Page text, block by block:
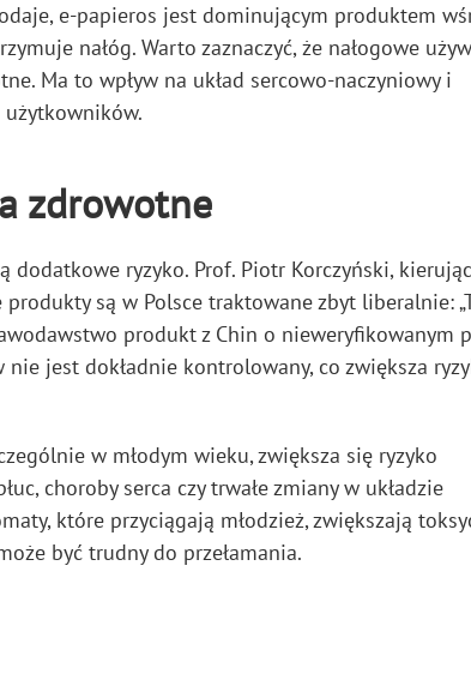
e-papieros jest dominującym produktem
nałóg. Warto zaznaczyć, że nałogowe
Ma to wpływ na układ sercowo-naczyniowy i
użytkowników.
zdrowotne
dodatkowe ryzyko. Prof. Piotr Korczyński,
są w Polsce traktowane zbyt liberalnie:
produkt z Chin o nieweryfikowanym
nie jest dokładnie kontrolowany, co zwiększa
w młodym wieku, zwiększa się ryzyko
choroby serca czy trwałe zmiany w układzie
które przyciągają młodzież, zwiększają
być trudny do przełamania.